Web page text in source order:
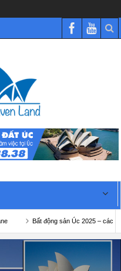
Bất động sản Úc 2025 – các suburb sẽ